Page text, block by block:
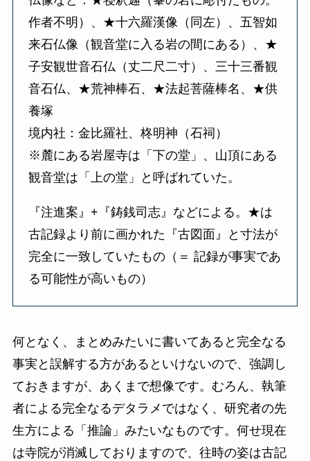
作者不明）、★十六羅漢像（同左）、五智如
来石仏像（観音堂に入る岩の間にある）、★
子安観世音石仏（丈二尺二寸）、三十三番観
音石仏、★荒神棒石、★法起菩薩棒名、★供
養塚
境内社：金比羅社、柊明神（石祠）
※麓にある岩屋寺は「下の堂」、山頂にある
観音堂は「上の堂」と呼ばれていた。
『注進案』+『鋳銭司志』などによる。★は
古記録より前に画かれた『古図面』と寸法が
完全に一致していたもの（＝ 記録が事実であ
る可能性が高いもの）
何となく、まとめみたいに書いてあると完全なる
事実と誤解する方があるといけないので、強調し
ておきますが、あくまで想像です。むろん、執筆
者による完全なるデタラメではなく、研究者の先
生方による「推論」みたいなものです。何せ現在
は寺院が消滅しておりますので、往時の姿は古記